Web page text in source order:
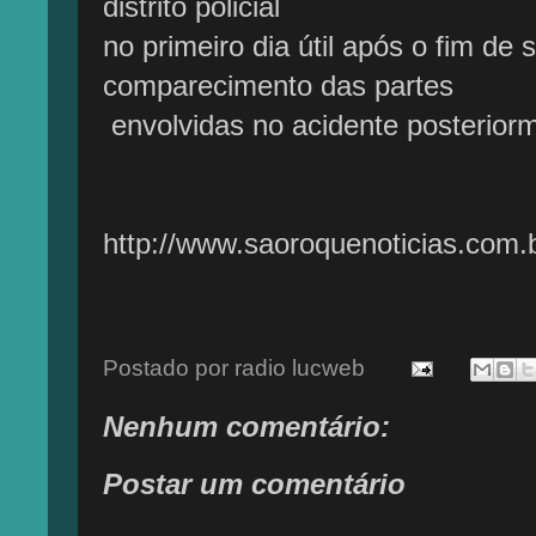
no primeiro dia útil após o fim de
comparecimento das partes
envolvidas no acidente
http://
Postado por radio lucweb
Nenhum comentário:
Postar um comentário